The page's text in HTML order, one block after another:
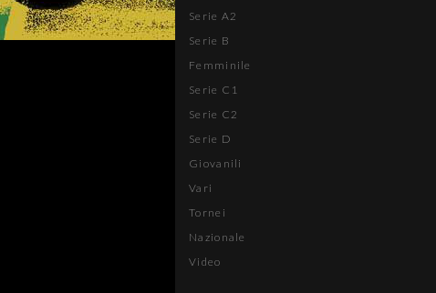
Serie A2
Serie B
Femminile
Serie C1
Serie C2
Serie D
Giovanili
Vari
Tornei
Nazionale
Video